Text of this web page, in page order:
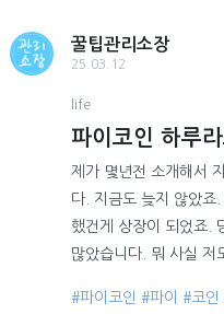
꿀팁관리소장
25.03.12
life
파이코인 하루
제가 몇년전 소개해서
다. 지금도 늦지 않았죠
했건게 상장이 되었죠.
많았습니다. 뭐 사실 저
#파이코인 #파이 #코인